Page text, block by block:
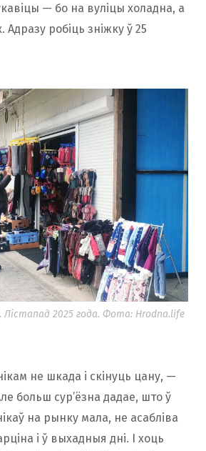
— бо на вуліцы холадна, а
робіць зніжку ў 25
Лістапад 2025 года. Фота: Hrodna.life
не шкада і скінуць цану, —
больш сур’ёзна дадае, што ў
на рынку мала, не асабліва
і ў выхадныя дні. І хоць